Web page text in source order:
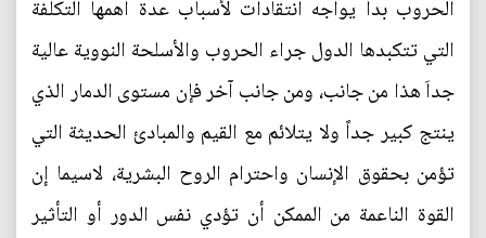
الحروب بدأ يواجه انتقادات لأسباب عدة أهمها التكلفة
التي تتكبدها الدول جراء الحروب والأسلحة النووية عالية
جداَ هذا من جانب، ومن جانب آخر فإن مستوى الدمار الذي
ينتج كبير جداً ولا يتلائم مع القيم والمبادئ الحديثة التي
تؤمن بحقوق الإنسان واحترام الروح البشرية، لاسيما إن
القوة الناعمة من الممكن أن تؤدي نفس الدور أو التأثير